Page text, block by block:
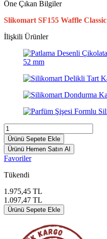
Öne Çıkan Bilgiler
Slikomart SF155 Waffle Classic
İlişkili Ürünler
Ürünü Sepete Ekle
Ürünü Hemen Satın Al
Favoriler
Tükendi
1.975,45 TL
1.097,47 TL
Ürünü Sepete Ekle